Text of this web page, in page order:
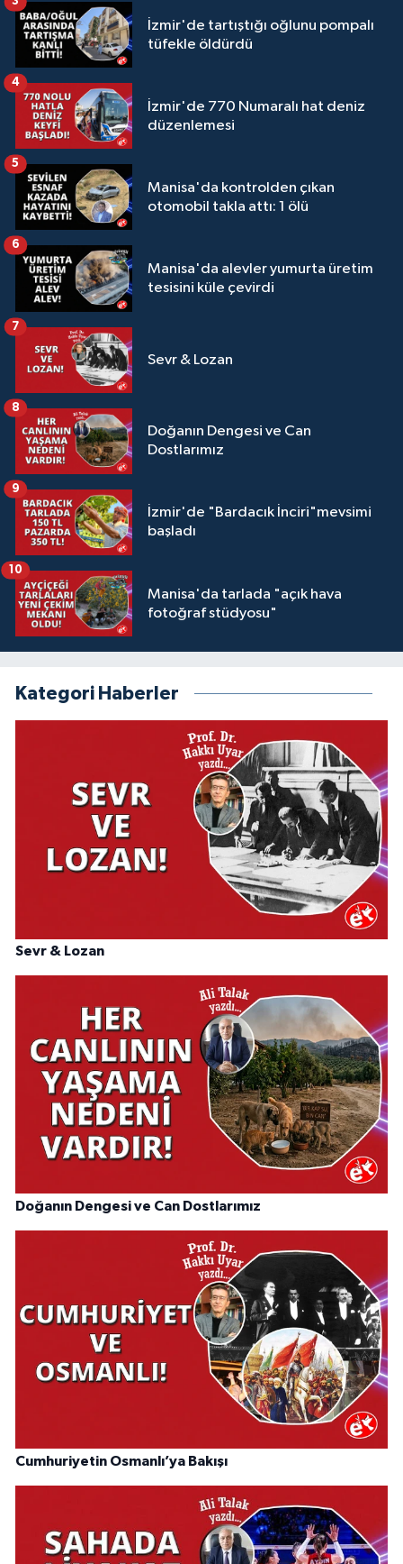
İzmir'de tartıştığı oğlunu pompalı
tüfekle öldürdü
İzmir'de 770 Numaralı hat deniz
düzenlemesi
4
Manisa'da kontrolden çıkan
otomobil takla attı: 1 ölü
5
Manisa'da alevler yumurta üretim
tesisini küle çevirdi
6
Sevr & Lozan
7
Doğanın Dengesi ve Can
Dostlarımız
8
İzmir'de "Bardacık İnciri"mevsimi
başladı
9
Manisa'da tarlada "açık hava
fotoğraf stüdyosu"
10
Kategori Haberler
Sevr & Lozan
Doğanın Dengesi ve Can Dostlarımız
Cumhuriyetin Osmanlı’ya Bakışı